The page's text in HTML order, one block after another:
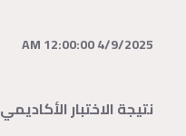
4/9/2025 12:00:00 AM
نتيجة الاختبار الأكاديمي7 إبريل2025م